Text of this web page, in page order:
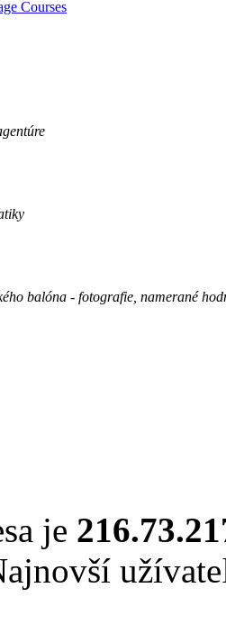
Courses
balóna - fotografie, namerané
je